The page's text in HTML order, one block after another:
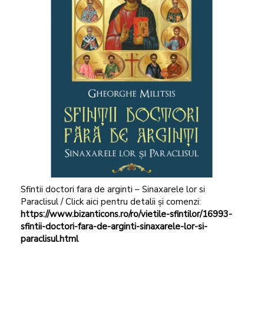
Sfintii doctori fara de arginti – Sinaxarele lor si
Paraclisul / Click aici pentru detalii și comenzi:
https://www.bizanticons.ro/ro/vietile-sfintilor/16993-
sfintii-doctori-fara-de-arginti-sinaxarele-lor-si-
paraclisul.html